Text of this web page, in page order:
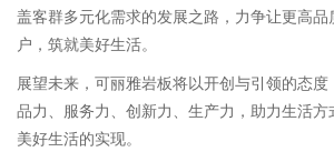
盖客群多元化需求的发展之路，力争让更高
户，筑就美好生活。
展望未来，可丽雅岩板将以开创与引领的态
品力、服务力、创新力、生产力，助力生活方
美好生活的实现。